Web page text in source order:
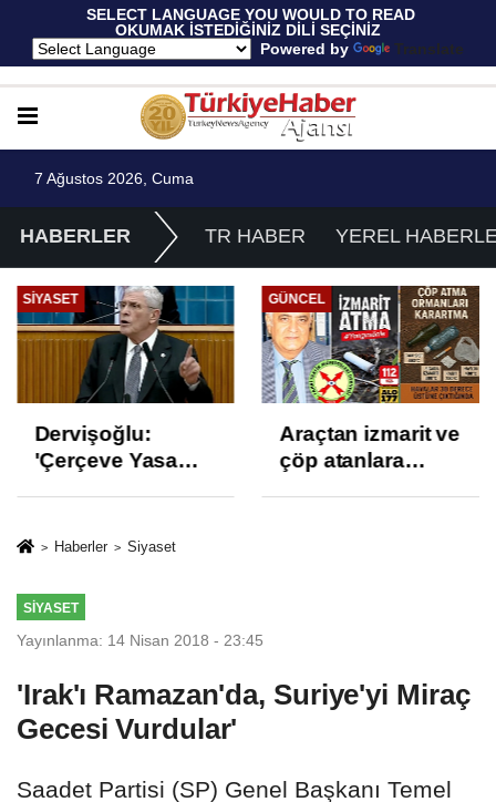
SELECT LANGUAGE YOU WOULD TO READ
OKUMAK İSTEDİĞİNİZ DİLİ SEÇİNİZ
Powered by
Translate
7 Ağustos 2026, Cuma
HABERLER TR HABER YEREL
SIYASET
Dervişoğlu:
'Çerçeve Yasa
ve İhanet
GÜNCEL
Araçtan izmarit ve
çöp atanlara
Haberler Siyaset
SIYASET
Yayınlanma: 14 Nisan 2018 - 23:45
'Irak'ı Ramazan'da, Suriye'yi Miraç
Gecesi Vurdular'
Saadet Partisi (SP) Genel Başkanı Temel